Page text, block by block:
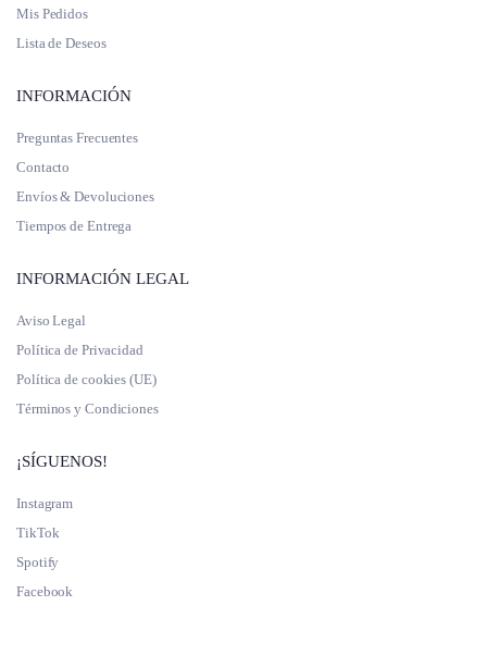
Mis Pedidos
Lista de Deseos
INFORMACIÓN
Preguntas Frecuentes
Contacto
Envíos & Devoluciones
Tiempos de Entrega
INFORMACIÓN LEGAL
Aviso Legal
Política de Privacidad
Política de cookies (UE)
Términos y Condiciones
¡SÍGUENOS!
Instagram
TikTok
Spotify
Facebook